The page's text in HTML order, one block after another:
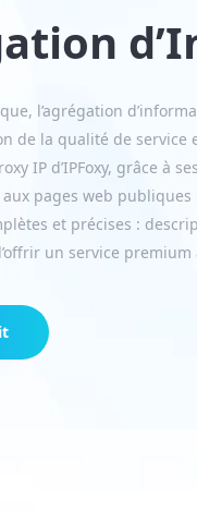
l’agrégation
de la qualité de service
IP d’IPFoxy, grâce à
pages web
et précises :
un service premium